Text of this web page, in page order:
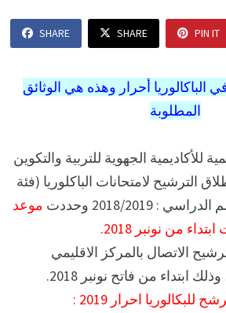
SHARE SHARE PIN IT
الباكالوريا أحرار وهذه هي الوثائق
المطلوبة
للأكاديمية الجهوية للتربية والتكوين
الترشيح لامتحانات الباكلوريا (فئة
2018/2019 وحددت
موعد
من نونبر 2018.
الاتصال بالمركز الاقليمي
ابتداء من فاتح نونبر 2018.
احرار 2019 :